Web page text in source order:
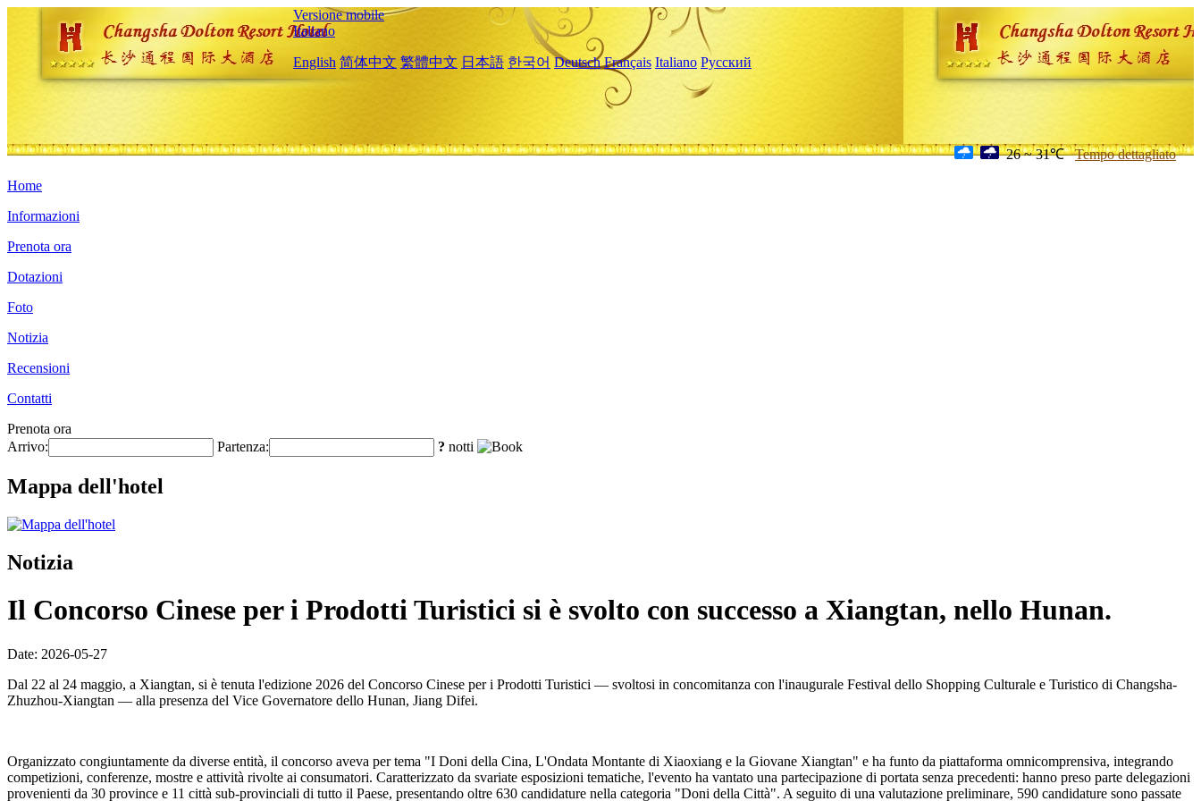
Versione mobile
Italiano
English 简体中文 繁體中文 日本語 한국어 Deutsch Français Italiano Русский
26 ~ 31℃ Tempo dettagliato
Home
Informazioni
Prenota ora
Dotazioni
Foto
Notizia
Recensioni
Contatti
Prenota ora
Arrivo:
Partenza: ? notti
Mappa dell'hotel
Notizia
Il Concorso Cinese per i Prodotti Turistici si è svolto con successo a Xiangtan, nello Hunan.
Date: 2026-05-27
Dal 22 al 24 maggio, a Xiangtan, si è tenuta l'edizione 2026 del Concorso Cinese per i Prodotti Turistici — svoltosi in concomitanza con l'inaugurale Festival dello Shopping Culturale e Turistico di Changsha-
Zhuzhou-Xiangtan — alla presenza del Vice Governatore dello Hunan, Jiang Difei.
Organizzato congiuntamente da diverse entità, il concorso aveva per tema "I Doni della Cina, L'Ondata Montante di Xiaoxiang e la Giovane Xiangtan" e ha funto da piattaforma omnicomprensiva, integrando
competizioni, conferenze, mostre e attività rivolte ai consumatori. Caratterizzato da svariate esposizioni tematiche, l'evento ha vantato una partecipazione di portata senza precedenti: hanno preso parte delegazioni
provenienti da 30 province e 11 città sub-provinciali di tutto il Paese, presentando oltre 630 candidature nella categoria "Doni della Città". A seguito di una valutazione preliminare, 590 candidature sono passate